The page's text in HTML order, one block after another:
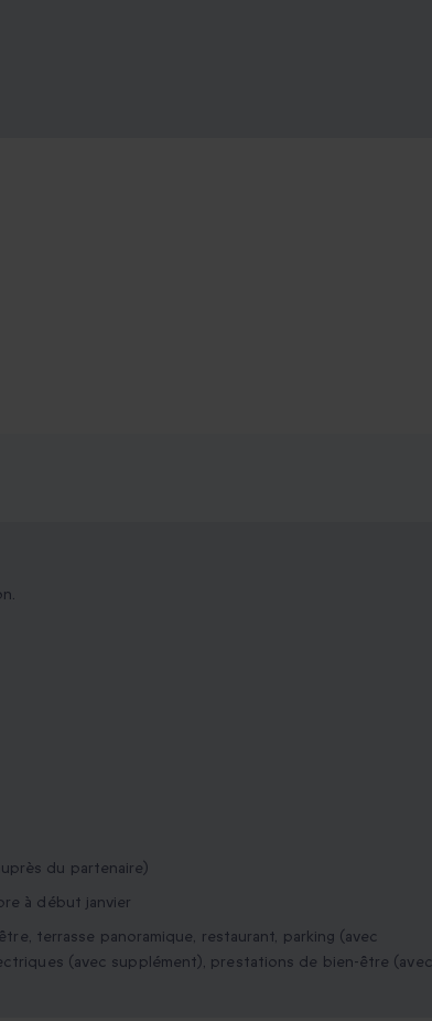
du partenaire)
à début janvier
terrasse panoramique, restaurant, parking (avec
(avec supplément), prestations de bien-être (avec